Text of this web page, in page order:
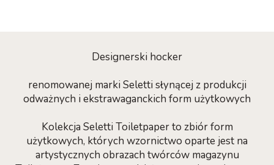
Designerski hocker
renomowanej marki Seletti słynącej z produkcji
odważnych i ekstrawaganckich form użytkowych
Kolekcja Seletti Toiletpaper to zbiór form
użytkowych, których wzornictwo oparte jest na
artystycznych obrazach twórców magazynu